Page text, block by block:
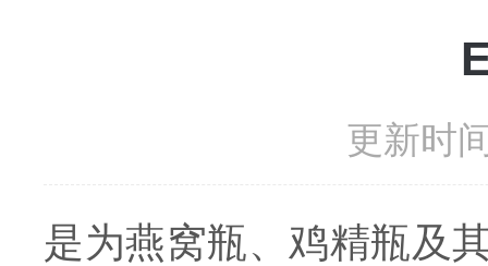
更新时
是为燕窝瓶、鸡精瓶及